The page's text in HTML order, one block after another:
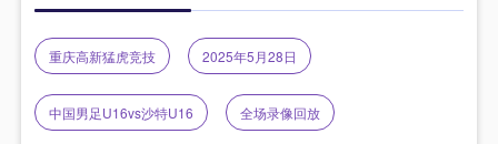
重庆高新猛虎竞技 2025年5月28日
中国男足U16vs沙特U16 全场录像回放